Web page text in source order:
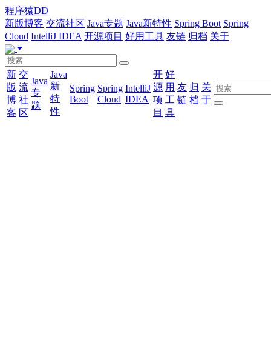
程序猿DD
新版博客 交流社区 Java专题 Java新特性 Spring Boot Spring
Cloud IntelliJ IDEA 开源项目 好用工具 友链 归档 关于
新
版
博
客
交
流
社
区
Java
专
题
Java
新
特
性
Spring
Boot
Spring
Cloud
IntelliJ
IDEA
开
源
项
目
好
用
工
具
友
链
归
档
关
于